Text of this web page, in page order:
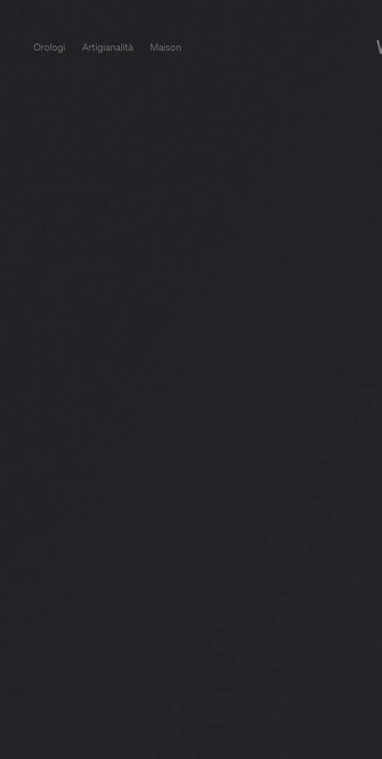
Orologi Artigianalità Maison